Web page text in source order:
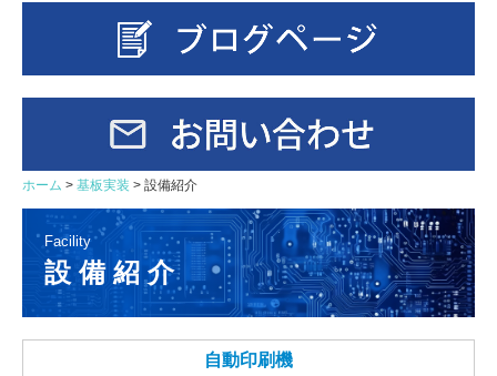
設備紹介
募集要項-営業職
実装基板検査員兼管理の出来る人
組立作業の指導兼管理の出来る人
ホーム 基板実装 設備紹介
Facility
設 備 紹 介
自動印刷機